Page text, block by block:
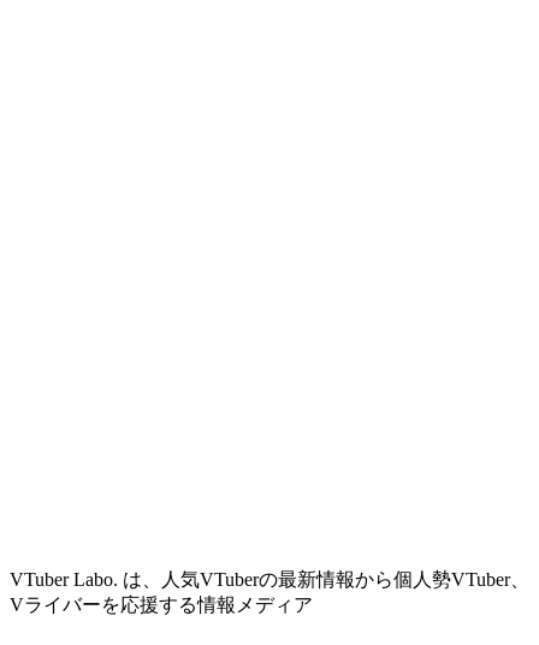
VTuber Labo. は、人気VTuberの最新情報から個人勢VTuber、
Vライバーを応援する情報メディア